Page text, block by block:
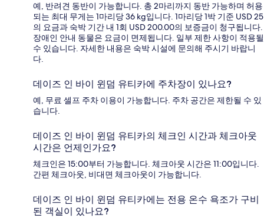
예, 반려견 동반이 가능합니다. 총 2마리까지 동반 가능하며 허용
되는 최대 무게는 1마리당 36 kg입니다. 1마리당 1박 기준 USD 25
의 요금과 숙박 기간 내 1회 USD 200.00의 보증금이 청구됩니다.
장애인 안내 동물은 요금이 면제됩니다. 일부 제한 사항이 적용될
수 있습니다. 자세한 내용은 숙박 시설에 문의해 주시기 바랍니
다.
데이즈 인 바이 윈덤 유티카에 주차장이 있나요?
예, 무료 셀프 주차 이용이 가능합니다. 주차 공간은 제한될 수 있
습니다.
데이즈 인 바이 윈덤 유티카의 체크인 시간과 체크아웃
시간은 언제인가요?
체크인은 15:00부터 가능합니다. 체크아웃 시간은 11:00입니다.
간편 체크아웃, 비대면 체크아웃이 가능합니다.
데이즈 인 바이 윈덤 유티카에는 전용 온수 욕조가 구비
된 객실이 있나요?